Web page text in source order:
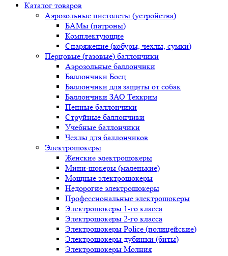
Каталог товаров
Аэрозольные пистолеты (устройства)
БАМы (патроны)
Комплектующие
Снаряжение (кобуры, чехлы, сумки)
Перцовые (газовые) баллончики
Аэрозольные баллончики
Баллончики Боец
Баллончики для защиты от собак
Баллончики ЗАО Техкрим
Пенные баллончики
Струйные баллончики
Учебные баллончики
Чехлы для баллончиков
Электрошокеры
Женские электрошокеры
Мини-шокеры (маленькие)
Мощные электрошокеры
Недорогие электрошокеры
Профессиональные электрошокеры
Электрошокеры 1-го класса
Электрошокеры 2-го класса
Электрошокеры Police (полицейские)
Электрошокеры дубинки (биты)
Электрошокеры Молния